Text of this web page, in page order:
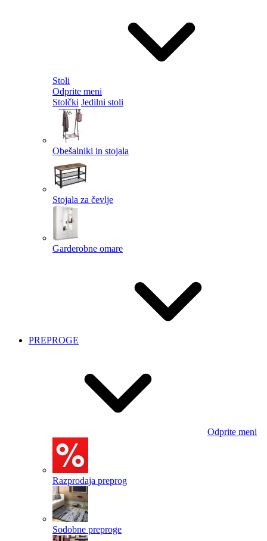
Stoli
Odprite meni
Stolčki Jedilni stoli
Obešalniki in stojala
Stojala za čevlje
Garderobne omare
PREPROGE
Odprite meni
Razprodaja preprog
Sodobne preproge